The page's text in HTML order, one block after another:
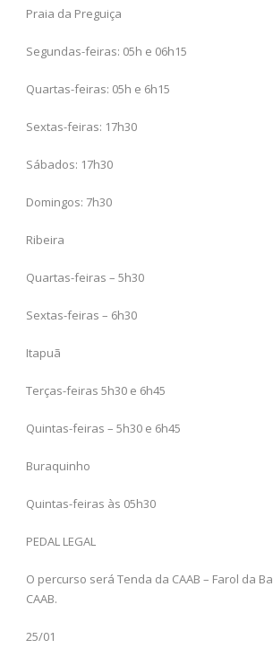
Praia da Preguiça
Segundas-feiras: 05h e 06h15
Quartas-feiras: 05h e 6h15
Sextas-feiras: 17h30
Sábados: 17h30
Domingos: 7h30
Ribeira
Quartas-feiras – 5h30
Sextas-feiras – 6h30
Itapuã
Terças-feiras 5h30 e 6h45
Quintas-feiras – 5h30 e 6h45
Buraquinho
Quintas-feiras às 05h30
PEDAL LEGAL
O percurso será Tenda da CAAB – Farol da
CAAB.
25/01